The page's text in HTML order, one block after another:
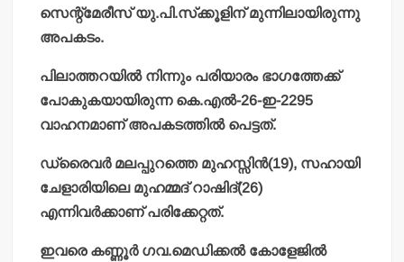
സെന്റ്‌മേരീസ് യു.പി.സ്‌ക്കൂളിന് മുന്നിലായിരുന്നു
അപകടം.
പിലാത്തറയില്‍ നിന്നും പരിയാരം ഭാഗത്തേക്ക്
പോകുകയായിരുന്ന കെ.എല്‍-26-ഇ-2295
വാഹനമാണ് അപകടത്തില്‍ പെട്ടത്.
ഡ്രൈവര്‍ മലപ്പുറത്തെ മുഹസ്സിന്‍(19), സഹായി
ചേളാരിയിലെ മുഹമ്മദ് റാഷിദ്(26)
എന്നിവര്‍ക്കാണ് പരിക്കേറ്റത്.
ഇവരെ കണ്ണൂര്‍ ഗവ.മെഡിക്കല്‍ കോളേജില്‍